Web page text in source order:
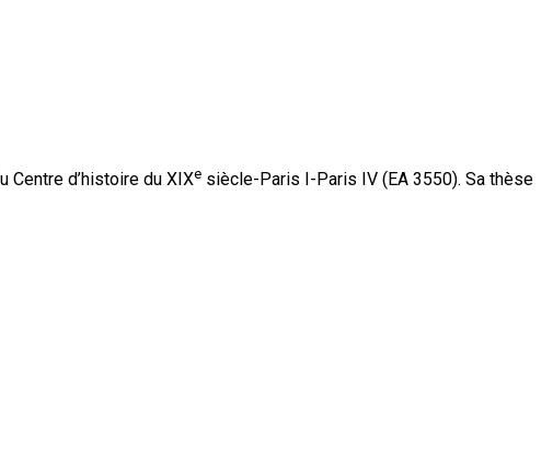
d’histoire du XIXe siècle-Paris I-Paris IV (EA 3550). Sa thèse